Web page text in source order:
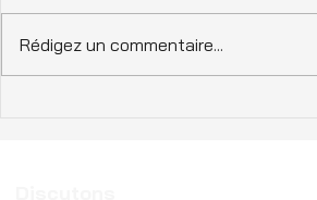
Rédigez un commentaire...